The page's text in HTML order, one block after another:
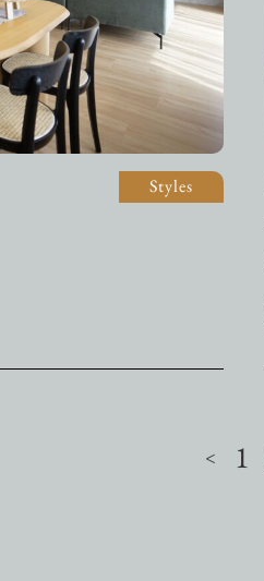
Styles
< 1